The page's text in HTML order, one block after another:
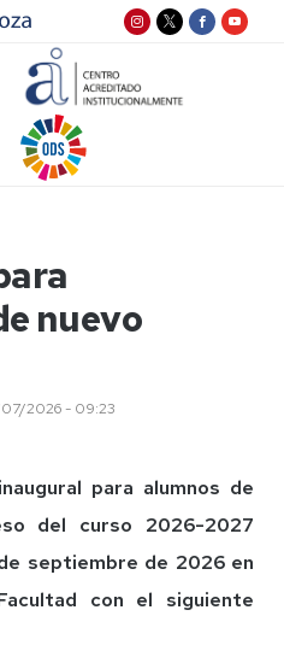
nuevo
07/2026 - 09:23
para alumnos de
del curso 2026-2027
septiembre de 2026 en
con el siguiente